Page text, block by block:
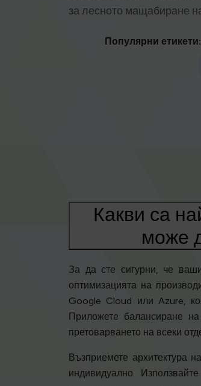
за лесното мащабиране
Популярни етикети:
Какви са
може
За да сте сигурни, че
оптимизацията на
Google Cloud или Azure,
Приложете балансиране
претоварването на всеки
Възприемете архитектура
индивидуално.